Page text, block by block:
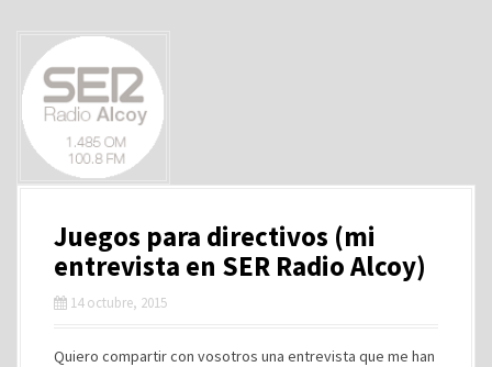
Juegos para directivos (mi
entrevista en SER Radio Alcoy)
14 octubre, 2015
Quiero compartir con vosotros una entrevista que me han